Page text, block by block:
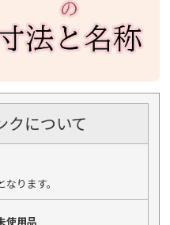
クについて
ります。
使用品